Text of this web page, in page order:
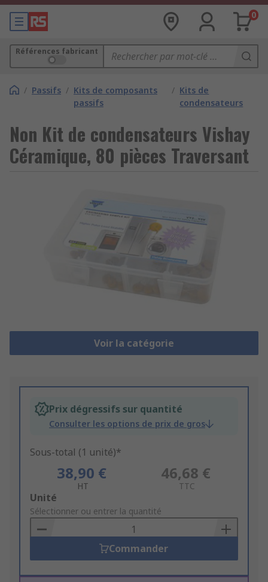
0
Références fabricant
/ Passifs / Kits de composants
passifs
/ Kits de
condensateurs
Non Kit de condensateurs Vishay
Céramique, 80 pièces Traversant
Voir la catégorie
Prix dégressifs sur quantité
Consulter les options de prix de gros
Sous-total (1 unité)*
38,90 €
HT
46,68 €
TTC
Add
to
Basket
Unité
Sélectionner ou entrer la quantité
Commander